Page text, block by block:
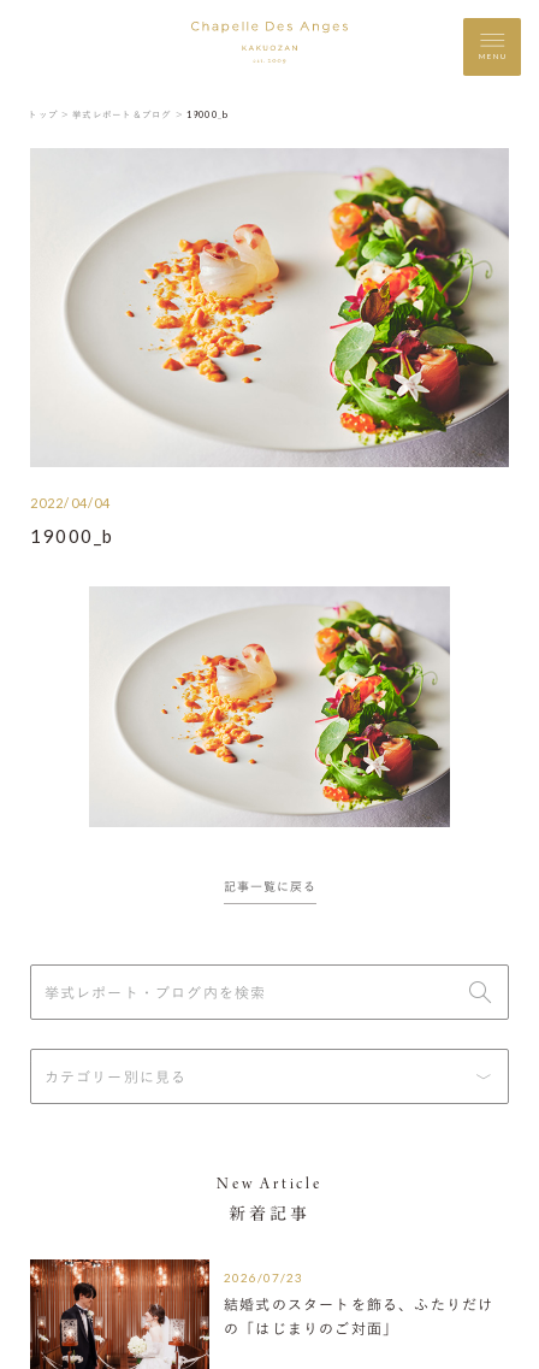
MENU
トップ ＞ 挙式レポート＆ブログ ＞ 19000_b
2022/04/04
19000_b
記事一覧に戻る
New Article
新着記事
2026/07/23
結婚式のスタートを飾る、ふたりだけ
の「はじまりのご対面」